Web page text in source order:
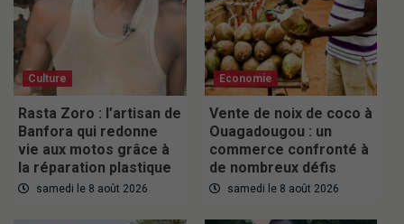
Culture
Rasta Zoro : l’artisan de
Banfora qui redonne
vie aux motos grâce à
la réparation plastique
samedi le 8 août 2026
Economie
Vente de noix de coco à
Ouagadougou : un
commerce confronté à
de nombreux défis
samedi le 8 août 2026